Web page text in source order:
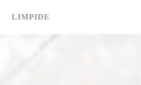
LIMPIDE